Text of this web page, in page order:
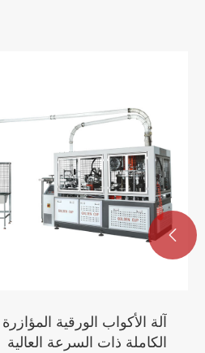
آلة الأكواب الورقية المؤازرة
الكاملة ذات السرعة العالية
